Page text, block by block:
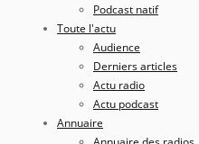
Podcast natif
Toute l'actu
Audience
Derniers articles
Actu radio
Actu podcast
Annuaire